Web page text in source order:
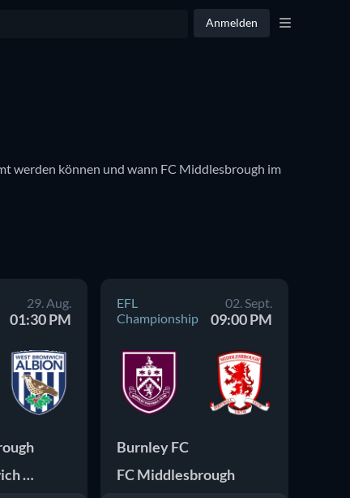
Anmelden
werden können und wann FC Middlesbrough im
29. Aug.
01:30 PM
Albion
EFL
Championship
02. Sept.
09:00 PM
Burnley FC
FC Middlesbrough